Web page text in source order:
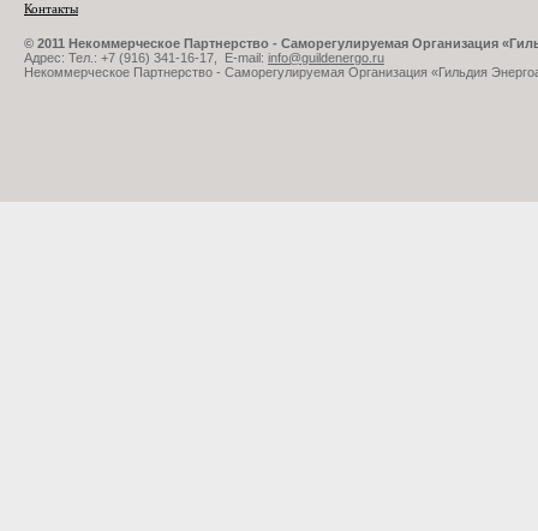
Контакты
© 2011 Некоммерческое Партнерство - Саморегулируемая Организация
Адрес: Тел.: +7 (916) 341-16-17, E-mail: info@guildenergo.ru
Некоммерческое Партнерство - Саморегулируемая Организация «Гильдия